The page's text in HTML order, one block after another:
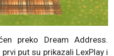
preko Dream Address.
put su prikazali LexPlay i